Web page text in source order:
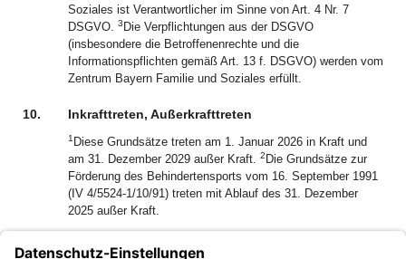
Soziales ist Verantwortlicher im Sinne von Art. 4 Nr. 7
DSGVO. 3 Die Verpflichtungen aus der DSGVO
(insbesondere die Betroffenenrechte und die
Informationspflichten gemäß Art. 13 f. DSGVO) werden vom
Zentrum Bayern Familie und Soziales erfüllt.
10. Inkrafttreten, Außerkrafttreten
1 Diese Grundsätze treten am 1. Januar 2026 in Kraft und
am 31. Dezember 2029 außer Kraft. 2 Die Grundsätze zur
Förderung des Behindertensports vom 16. September 1991
(IV 4/5524-1/10/91) treten mit Ablauf des 31. Dezember
2025 außer Kraft.